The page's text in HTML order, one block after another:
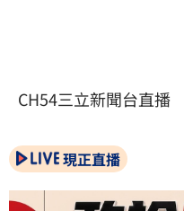
CH54三立新聞台直播
現正直播